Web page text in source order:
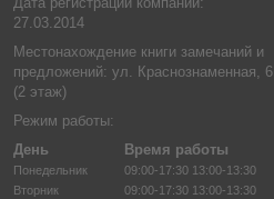
27.03.2014
Местонахождение книги замечаний и
предложений: ул. Краснознаменная, 6
(2 этаж)
Режим работы:
День
Время работы
Понедельник 09:00-17:30 13:00-13:30
Вторник
09:00-17:30 13:00-13:30